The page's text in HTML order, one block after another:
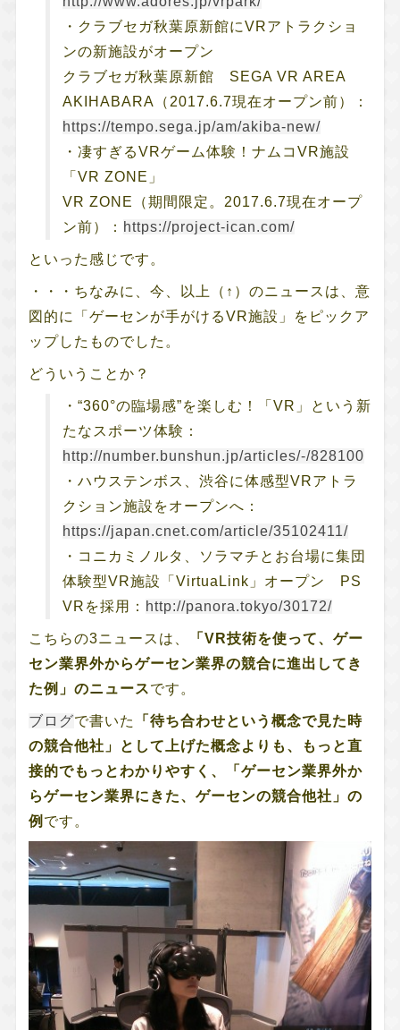
・クラブセガ秋葉原新館にVRアトラクショ
ンの新施設がオープン
クラブセガ秋葉原新館 SEGA VR AREA
AKIHABARA（2017.6.7現在オープン前）：
https://tempo.sega.jp/am/akiba-new/
・凄すぎるVRゲーム体験！ナムコVR施設
「VR ZONE」
VR ZONE（期間限定。2017.6.7現在オープ
ン前）： https://project-ican.com/
といった感じです。
・・・ちなみに、今、以上（↑）のニュースは、意
図的に「ゲーセンが手がけるVR施設」をピックア
ップしたものでした。
どういうことか？
・“360°の臨場感”を楽しむ！「VR」という新
たなスポーツ体験：
http://number.bunshun.jp/articles/-/828100
・ハウステンボス、渋谷に体感型VRアトラ
クション施設をオープンへ：
https://japan.cnet.com/article/35102411/
・コニカミノルタ、ソラマチとお台場に集団
体験型VR施設「VirtuaLink」オープン PS
VRを採用： http://panora.tokyo/30172/
こちらの3ニュースは、
「VR技術を使って、ゲー
セン業界外からゲーセン業界の競合に進出してき
た例」のニュースです。
ブログで書いた
「待ち合わせという概念で見た時
の競合他社」として上げた概念よりも、もっと直
接的でもっとわかりやすく、「ゲーセン業界外か
らゲーセン業界にきた、ゲーセンの競合他社」の
例 です。